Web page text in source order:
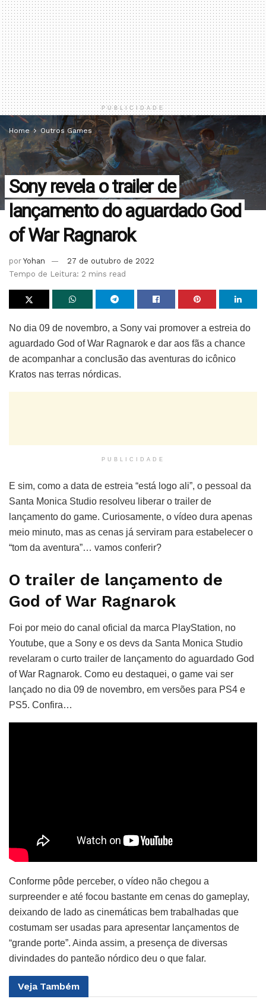
PUBLICIDADE
Home Outros Games
Sony revela o trailer de
lançamento do aguardado God
of War Ragnarok
por Yohan
27 de outubro de 2022
Tempo de Leitura: 2 mins read
No dia 09 de novembro, a Sony vai promover a estreia do
aguardado God of War Ragnarok e dar aos fãs a chance
de acompanhar a conclusão das aventuras do icônico
Kratos nas terras nórdicas.
PUBLICIDADE
E sim, como a data de estreia “está logo ali”, o pessoal da
Santa Monica Studio resolveu liberar o trailer de
lançamento do game. Curiosamente, o vídeo dura apenas
meio minuto, mas as cenas já serviram para estabelecer o
“tom da aventura”… vamos conferir?
O trailer de lançamento de
God of War Ragnarok
Foi por meio do canal oficial da marca PlayStation, no
Youtube, que a Sony e os devs da Santa Monica Studio
revelaram o curto trailer de lançamento do aguardado God
of War Ragnarok. Como eu destaquei, o game vai ser
lançado no dia 09 de novembro, em versões para PS4 e
PS5. Confira…
Conforme pôde perceber, o vídeo não chegou a
surpreender e até focou bastante em cenas do gameplay,
deixando de lado as cinemáticas bem trabalhadas que
costumam ser usadas para apresentar lançamentos de
“grande porte”. Ainda assim, a presença de diversas
divindades do panteão nórdico deu o que falar.
Veja Também